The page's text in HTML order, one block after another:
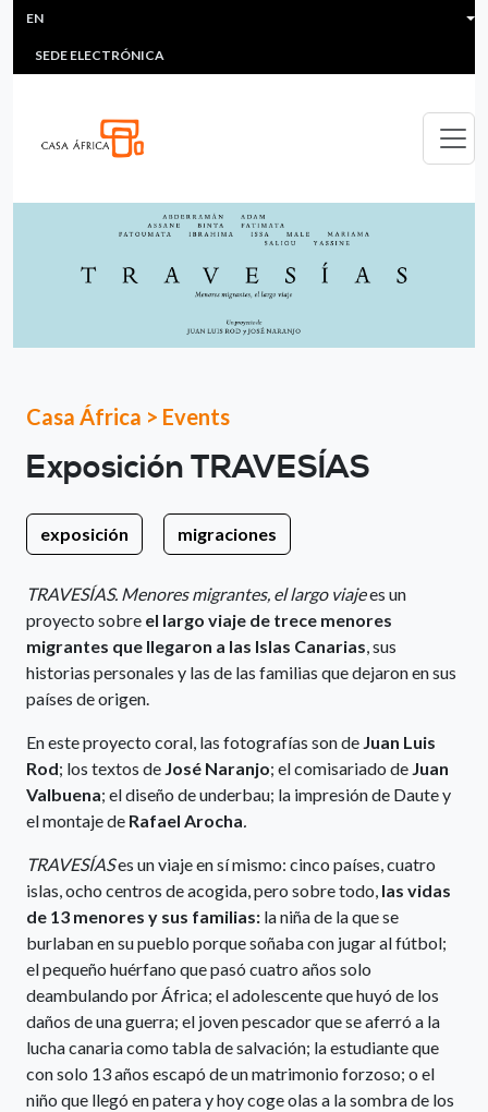
Skip to main content
HEADER MENU
MULTIMEDIA
SEDE ELECTRÓNICA
EN
Casa África > Events
Exposición TRAVESÍAS
exposición migraciones
TRAVESÍAS. Menores migrantes, el largo viajees un
proyecto sobre el largo viaje de trece menores
migrantes que llegaron a las Islas Canarias, sus
historias personales y las de las familias que dejaron en sus
países de origen.
En este proyecto coral, las fotografías son de Juan Luis
Rod; los textos de José Naranjo; el comisariado de Juan
Valbuena; el diseño de underbau; la impresión de Daute y
el montaje de Rafael Arocha.
TRAVESÍASes un viaje en sí mismo: cinco países, cuatro
islas, ocho centros de acogida, pero sobre todo, las vidas
de 13 menores y sus familias: la niña de la que se
burlaban en su pueblo porque soñaba con jugar al fútbol;
el pequeño huérfano que pasó cuatro años solo
deambulando por África; el adolescente que huyó de los
daños de una guerra; el joven pescador que se aferró a la
lucha canaria como tabla de salvación; la estudiante que
con solo 13 años escapó de un matrimonio forzoso; o el
niño que llegó en patera y hoy coge olas a la sombra de los